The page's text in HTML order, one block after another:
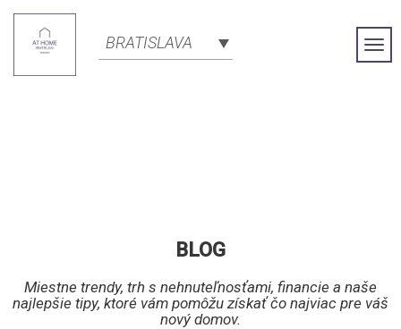
BRATISLAVA
BLOG
Miestne trendy, trh s nehnuteľnosťami, financie a naše
najlepšie tipy, ktoré vám pomôžu získať čo najviac pre váš
nový domov.